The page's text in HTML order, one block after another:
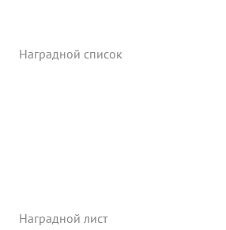
Наградной список
Наградной лист